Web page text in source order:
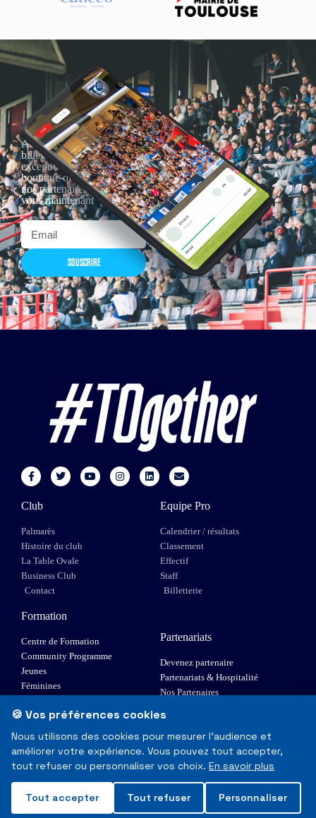
Actualités, nouveautés,
billetterie, remises
exceptionnelles dans la
boutique officielles & chez
nos partenaires… Inscrivez-
vous maintenant
SOUSCRIRE
Club
Palmarès
Histoire du club
La Table Ovale
Business Club
Contact
Equipe Pro
Calendrier / résultats
Classement
Effectif
Staff
Billetterie
Formation
Centre de Formation
Community Programme
Jeunes
Féminines
Elite 1
Partenariats
Devenez partenaire
Partenariats & Hospitalité
Nos Partenaires
© Toulouse Olympique XIII - Tous droits réservés
Mentions Légales & RGPD
Made with❤in Toulouse
🍪 Vos préférences cookies
Nous utilisons des cookies pour mesurer l'audience et
améliorer votre expérience. Vous pouvez tout accepter,
tout refuser ou personnaliser vos choix. En savoir plus
Tout accepter Tout refuser Personnaliser